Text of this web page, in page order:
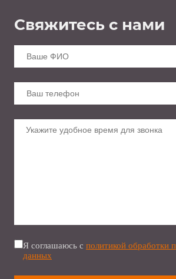
Свяжитесь с нами
Я соглашаюсь с политикой обработки
данных